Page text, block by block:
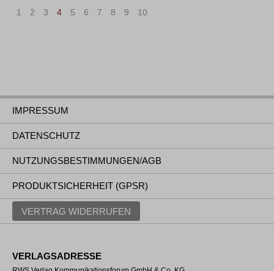
1 2 3 4 5 6 7 8 9 10
IMPRESSUM
DATENSCHUTZ
NUTZUNGSBESTIMMUNGEN/AGB
PRODUKTSICHERHEIT (GPSR)
VERTRAG WIDERRUFEN
VERLAGSADRESSE